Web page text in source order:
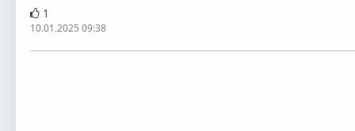
1
10.01.2025 09:38